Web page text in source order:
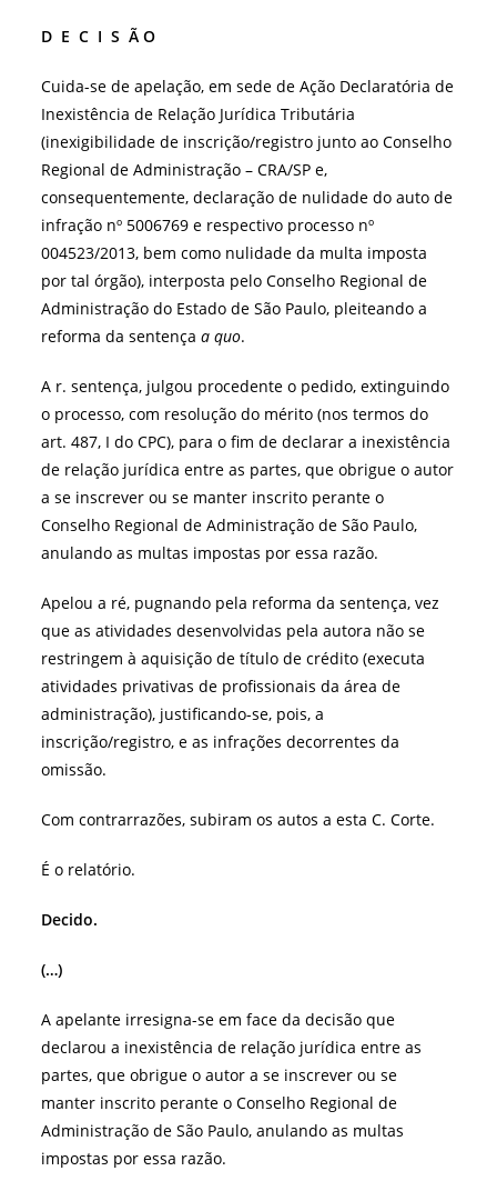
D E C I S Ã O
Cuida-se de apelação, em sede de Ação Declaratória de
Inexistência de Relação Jurídica Tributária
(inexigibilidade de inscrição/registro junto ao Conselho
Regional de Administração – CRA/SP e,
consequentemente, declaração de nulidade do auto de
infração nº 5006769 e respectivo processo nº
004523/2013, bem como nulidade da multa imposta
por tal órgão), interposta pelo Conselho Regional de
Administração do Estado de São Paulo, pleiteando a
reforma da sentençaa quo.
A r. sentença, julgou procedente o pedido, extinguindo
o processo, com resolução do mérito (nos termos do
art. 487, I do CPC), para o fim de declarar a inexistência
de relação jurídica entre as partes, que obrigue o autor
a se inscrever ou se manter inscrito perante o
Conselho Regional de Administração de São Paulo,
anulando as multas impostas por essa razão.
Apelou a ré, pugnando pela reforma da sentença, vez
que as atividades desenvolvidas pela autora não se
restringem à aquisição de título de crédito (executa
atividades privativas de profissionais da área de
administração), justificando-se, pois, a
inscrição/registro, e as infrações decorrentes da
omissão.
Com contrarrazões, subiram os autos a esta C. Corte.
É o relatório.
Decido.
(…)
A apelante irresigna-se em face da decisão que
declarou a inexistência de relação jurídica entre as
partes, que obrigue o autor a se inscrever ou se
manter inscrito perante o Conselho Regional de
Administração de São Paulo, anulando as multas
impostas por essa razão.